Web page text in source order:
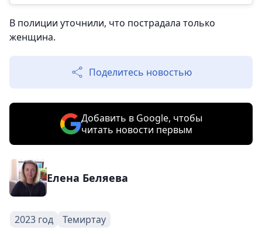
В полиции уточнили, что пострадала только
женщина.
Поделитесь новостью
Добавить в Google, чтобы
читать новости первым
Елена Беляева
2023 год Темиртау